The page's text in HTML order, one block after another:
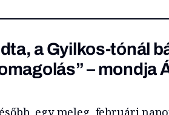
a Gyilkos-tónál
– mondja
egy meleg, februári